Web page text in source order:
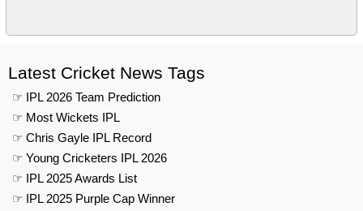
Latest Cricket News Tags
☞ IPL 2026 Team Prediction
☞ Most Wickets IPL
☞ Chris Gayle IPL Record
☞ Young Cricketers IPL 2026
☞ IPL 2025 Awards List
☞ IPL 2025 Purple Cap Winner